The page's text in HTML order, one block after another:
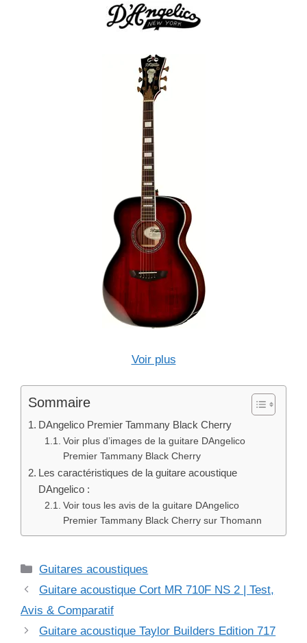
Voir plus
Sommaire
DAngelico Premier Tammany Black Cherry
Voir plus d’images de la guitare DAngelico
Premier Tammany Black Cherry
Les caractéristiques de la guitare acoustique
DAngelico :
Voir tous les avis de la guitare DAngelico
Premier Tammany Black Cherry sur Thomann
Catégories
Guitares acoustiques
Guitare acoustique Cort MR 710F NS 2 | Test,
Avis & Comparatif
Guitare acoustique Taylor Builders Edition 717